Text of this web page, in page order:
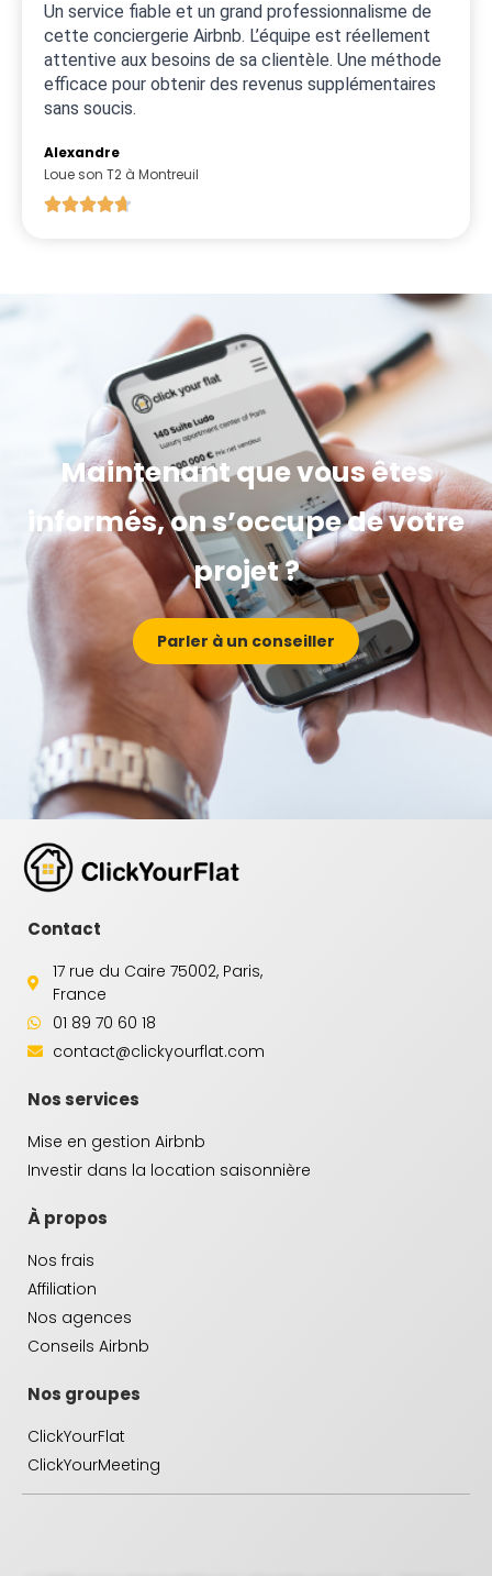
Un service fiable et un grand professionnalisme de
cette conciergerie Airbnb. L’équipe est réellement
attentive aux besoins de sa clientèle. Une méthode
efficace pour obtenir des revenus supplémentaires
sans soucis.
Alexandre
Loue son T2 à Montreuil
Maintenant que vous êtes
informés, on s’occupe de votre
projet ?
Parler à un conseiller
Contact
17 rue du Caire 75002, Paris,
France
01 89 70 60 18
contact@clickyourflat.com
Nos services
Mise en gestion Airbnb
Investir dans la location saisonnière
À propos
Nos frais
Affiliation
Nos agences
Conseils Airbnb
Nos groupes
ClickYourFlat
ClickYourMeeting